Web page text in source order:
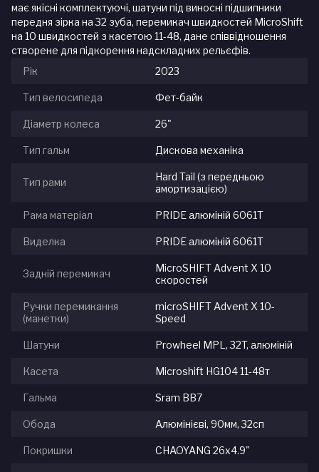
має якісні комплектуючі, шатуни під виносні підшипники
передня зірка на 32 зуба, перемикач швидкостей MicroShift
на 10 швидкостей з касетою 11-48, дане співвідношення
створене для підкорення надскладних рельєфів.
Рік
2023
Тип велосипеда Фет-байк
Діаметр колеса 26"
Тип гальм Дискова механіка
Тип рами
Hard Tail (з передньою
амортизацією)
Рама матеріал PRIDE алюміній 6061Т
Виделка PRIDE алюміній 6061Т
Задній перемикач
MicroSHIFT Advent X 10
скоростей
Ручки перемикання
(манетки)
microSHIFT Advent X 10-
Speed
Шатуни Prowheel MPL, 32T, алюміній
Касета Microshift HG104 11-48т
Гальма Sram BB7
Обода Алюмінієві, 90мм, 32сп
Покришки CHAOYANG 26x4.9"